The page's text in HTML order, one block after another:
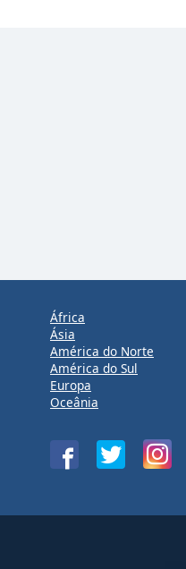
África
Ásia
América do Norte
América do Sul
Europa
Oceânia